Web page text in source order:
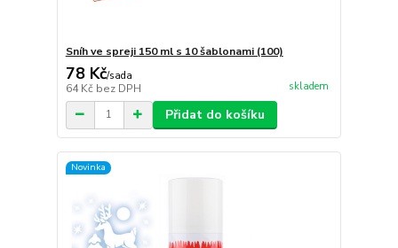
Sníh ve spreji 150 ml s 10 šablonami (100)
78 Kč/sada
64 Kč bez DPH skladem
Přidat do košíku
Novinka